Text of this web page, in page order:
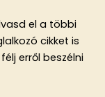
el a többi
cikket is
erről beszélni